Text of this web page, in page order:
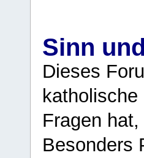
Sinn
Dieses
Fragen
Besonders